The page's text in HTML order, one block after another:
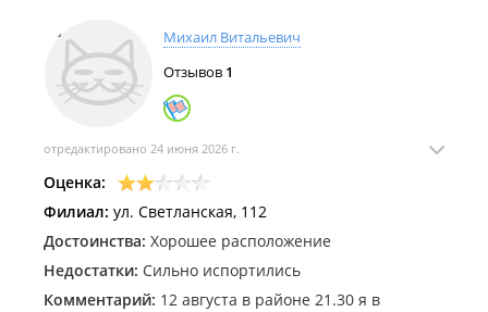
Михаил Витальевич
Отзывов 1
отредактировано 24 июня 2026 г.
Оценка:
Филиал: ул. Светланская, 112
Достоинства: Хорошее расположение
Недостатки: Сильно испортились
Комментарий: 12 августа в районе 21.30 я в